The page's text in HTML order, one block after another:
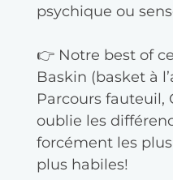
psychique ou
👉 Notre best of
Baskin (basket à
Parcours fauteuil,
oublie les
forcément les
plus habiles!